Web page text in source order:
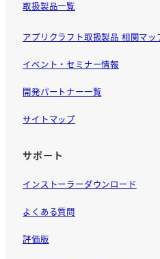
取扱製品一覧
アプリクラフト取扱製品 相関マッ
イベント・セミナー情報
開発パートナー一覧
サイトマップ
サポート
インストーラーダウンロード
よくある質問
評価版